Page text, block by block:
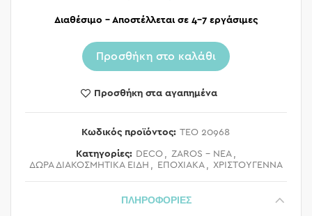
Διαθέσιμο – Αποστέλλεται σε 4-7 εργάσιμες
Προσθήκη στο καλάθι
Προσθήκη στα αγαπημένα
Κωδικός προϊόντος: TEO 20968
Κατηγορίες: DECO , ZAROS - ΝΕΑ ,
ΔΩΡΑ ΔΙΑΚΟΣΜΗΤΙΚΑ ΕΙΔΗ , ΕΠΟΧΙΑΚΑ , ΧΡΙΣΤΟΥΓΕΝΝΑ
ΠΛΗΡΟΦΟΡΙΕΣ